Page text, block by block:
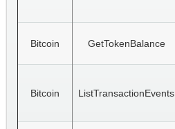
Bitcoin GetTokenBalance
Bitcoin ListTransactionEvents